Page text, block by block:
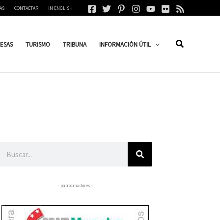
CONTACTAR IN ENGLISH
TURISMO TRIBUNA INFORMACIÓN ÚTIL
– patrocinadores –